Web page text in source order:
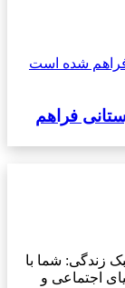
فراهم شده است
فراهم
زندگی: شما با
اجتماعی و